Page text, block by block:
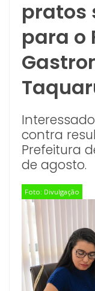
pratos
para o
contra
Prefeitura
de agosto.
Foto: Divulgação